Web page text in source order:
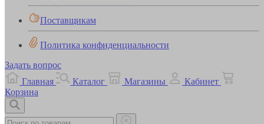
Поставщикам
Политика конфиденциальности
Задать вопрос
Главная
Каталог Магазины
Кабинет
Корзина